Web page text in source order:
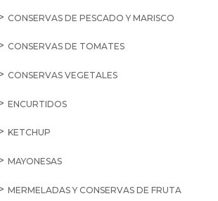
CONSERVAS DE PESCADO Y MARISCO
CONSERVAS DE TOMATES
CONSERVAS VEGETALES
ENCURTIDOS
KETCHUP
MAYONESAS
MERMELADAS Y CONSERVAS DE FRUTA